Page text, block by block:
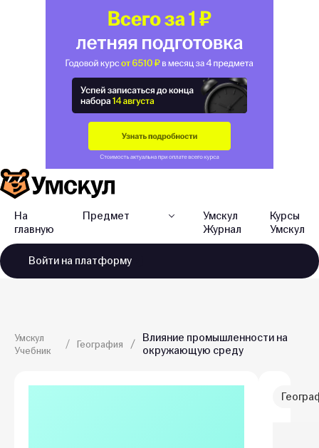
На
главную
Предмет
Умскул
Журнал
Курсы
Умскул
Войти на платформу
Умскул
Учебник
География
Влияние промышленности на
окружающую среду